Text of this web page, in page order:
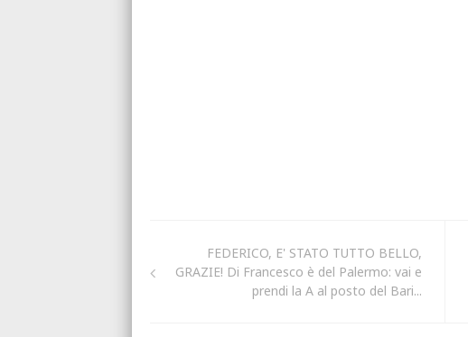
FEDERICO, E' STATO TUTTO BELLO,
GRAZIE! Di Francesco è del Palermo: vai e
prendi la A al posto del Bari...